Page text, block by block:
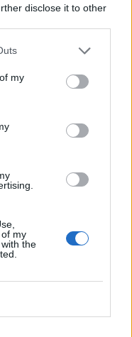
disclose it to other
my
my
the
την ώρα - Παραμένει
ο
για πέντε κλοπές
ανασύρθηκε νεκρός
Μάλια: 64χρονος
Μάλια: 64χρονος
νεκρός από τη